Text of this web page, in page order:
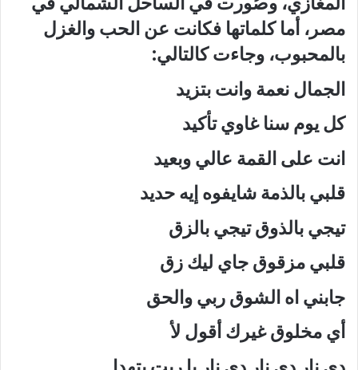
مصر، أما كلماتها فكانت عن الحب والغزل
بالمحبوب، وجاءت كالتالي:
الجمال نعمة وانت بتزيد
كل يوم سنا غاوي تأكيد
انت على القمة عالي وبعيد
قلبي بالذمة شايفوه إيه حديد
تيجي بالذوق تيجي بالزق
قلبي مزقوق جاي ليك زق
جابني اه الشوق ربي والحق
أي مخلوق غيرك أقول لأ